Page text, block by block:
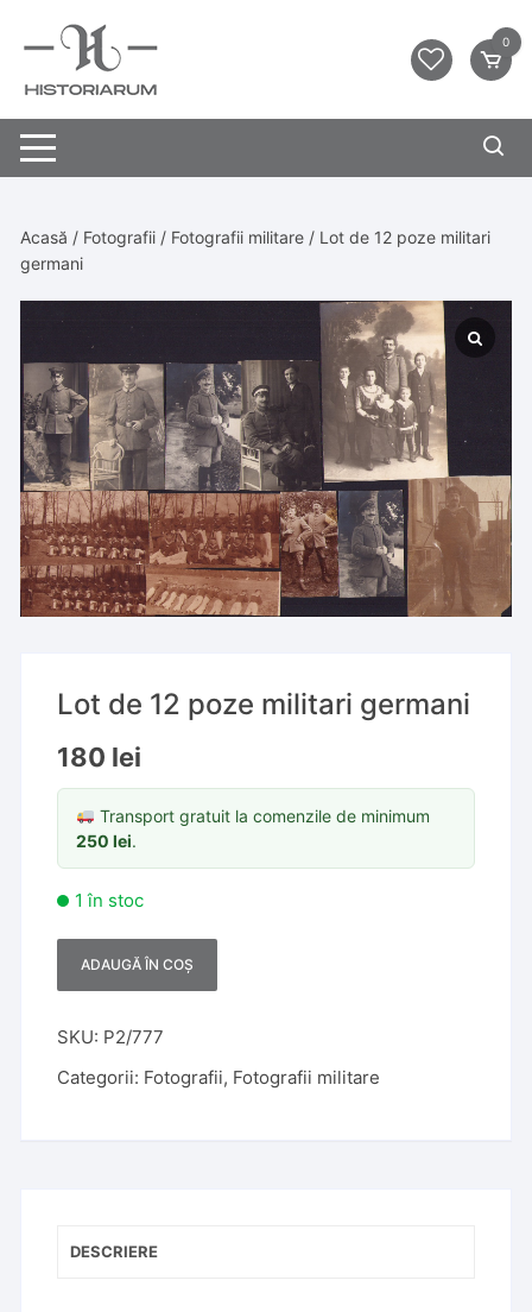
0
Acasă / Fotografii / Fotografii militare / Lot de 12 poze militari
germani
Lot de 12 poze militari germani
180 lei
Transport gratuit la comenzile de minimum
250lei.
1 în stoc
ADAUGĂ ÎN COȘ
t
SKU: P2/777
Categorii: Fotografii, Fotografii militare
DESCRIERE